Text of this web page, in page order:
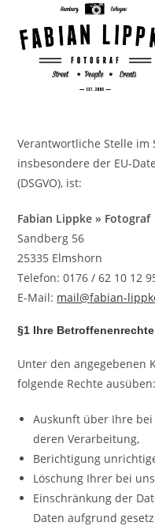
Inhalt
springen
Verantwortliche Stelle im
insbesondere der EU-
(DSGVO), ist:
Fabian Lippke » Fotograf
Sandberg 56
25335 Elmshorn
Telefon: 0176 / 62 10 12
E-Mail: mail@fabian-
§1 Ihre Betroffenenrechte
Unter den angegebenen
folgende Rechte ausüben:
Auskunft über Ihre
deren Verarbeitung,
Berichtigung
Löschung Ihrer bei
Einschränkung der
Daten aufgrund